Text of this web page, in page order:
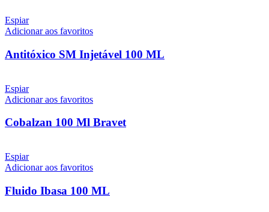
Espiar
Adicionar aos favoritos
Antitóxico SM Injetável 100 ML
Espiar
Adicionar aos favoritos
Cobalzan 100 Ml Bravet
Espiar
Adicionar aos favoritos
Fluido Ibasa 100 ML